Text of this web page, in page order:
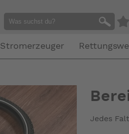
Stromerzeuger
Jedes